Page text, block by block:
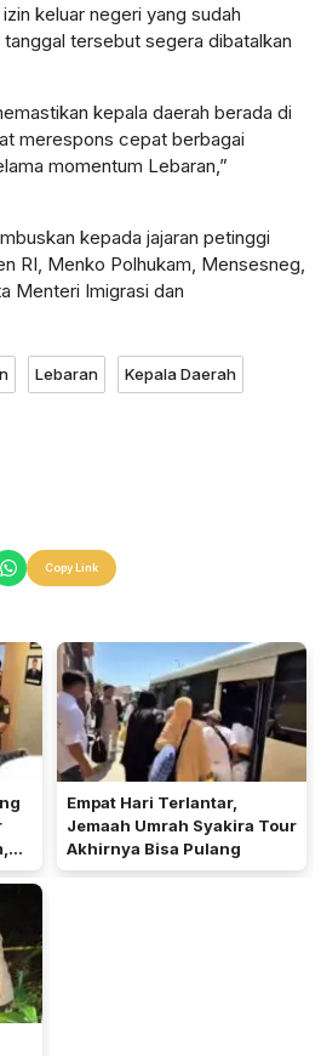
keluar negeri yang sudah
tersebut segera dibatalkan
kepala daerah berada di
merespons cepat berbagai
momentum Lebaran,”
kepada jajaran petinggi
RI, Menko Polhukam, Mensesneg,
Menteri Imigrasi dan
Lebaran Kepala Daerah
Copy Link
Empat Hari Terlantar,
Jemaah Umrah Syakira Tour
Akhirnya Bisa Pulang